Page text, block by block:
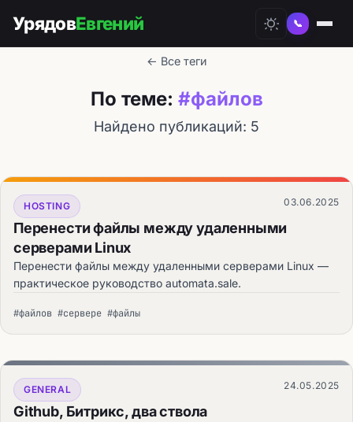
УрядовЕвгений 📞
← Все теги
По теме: #файлов
Найдено публикаций: 5
HOSTING 03.06.2025
Перенести файлы между удаленными
серверами Linux
Перенести файлы между удаленными серверами Linux —
практическое руководство automata.sale.
#файлов #сервере #файлы
GENERAL 24.05.2025
Github, Битрикс, два ствола